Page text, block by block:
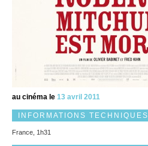
au cinéma le 13 avril 2011
INFORMATIONS TECHNIQUES
France, 1h31